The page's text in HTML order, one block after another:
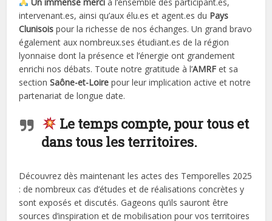
intervenant.es, ainsi qu’aux élu.es et agent.es du Pays
Clunisois pour la richesse de nos échanges. Un grand bravo
également aux nombreux.ses étudiant.es de la région
lyonnaise dont la présence et l’énergie ont grandement
enrichi nos débats. Toute notre gratitude à l’AMRF et sa
sectionSaône-et-Loire pour leur implication active et notre
partenariat de longue date.
Le temps compte, pour tous et
dans tous les territoires.
Découvrez dès maintenant les actes des Temporelles 2025
: de nombreux cas d’études et de réalisations concrètes y
sont exposés et discutés. Gageons qu’ils sauront être
sources d’inspiration et de mobilisation pour vos territoires